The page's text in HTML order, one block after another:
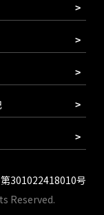
301022418010号
Reserved.